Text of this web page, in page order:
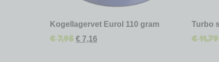
Kogellagervet Eurol 110 gram
€7,95 € 7,16
Turbo
€11,79